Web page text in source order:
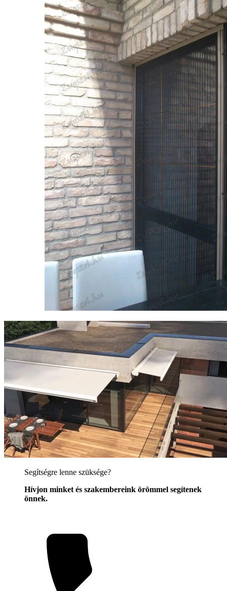
Segítségre lenne szüksége?
Hívjon minket és szakembereink örömmel segítenek
önnek.